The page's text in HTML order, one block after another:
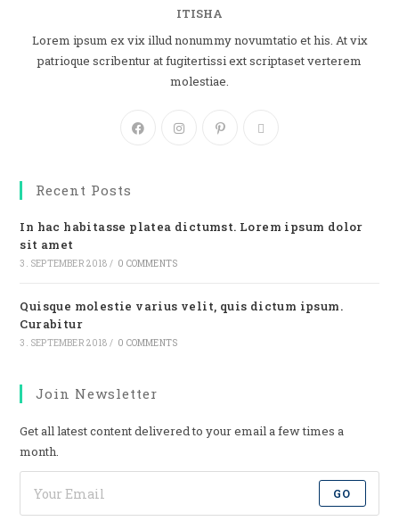
ITISHA
Lorem ipsum ex vix illud nonummy novumtatio et his. At vix
patrioque scribentur at fugitertissi ext scriptaset verterem
molestiae.
Recent Posts
In hac habitasse platea dictumst. Lorem ipsum dolor
sit amet
3. SEPTEMBER 2018 / 0 COMMENTS
Quisque molestie varius velit, quis dictum ipsum.
Curabitur
3. SEPTEMBER 2018 / 0 COMMENTS
Join Newsletter
Get all latest content delivered to your email a few times a
month.
GO